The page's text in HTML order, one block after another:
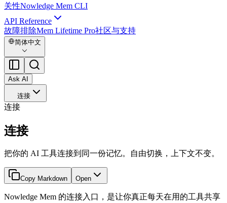
关性Nowledge Mem CLI
API Reference
故障排除Mem Lifetime Pro社区与支持
简体中文
Ask AI
连接
连接
连接
把你的 AI 工具连接到同一份记忆。自由切换，上下文不变。
Copy Markdown Open
Nowledge Mem 的连接入口，是让你真正每天在用的工具共享